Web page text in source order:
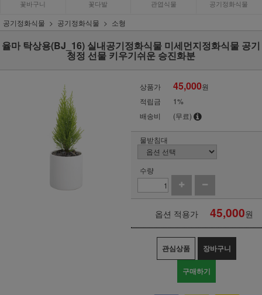
꽃바구니 꽃다발 관엽식물 공기정화식물
공기정화식물 공기정화식물 소형
율마 탁상용(BJ_16) 실내공기정화식물 미세먼지정화식물 공기
청정 선물 키우기쉬운 승진화분
상품가 45,000원
적립금
1%
배송비
(무료)
물받침대
수량
옵션 적용가 45,000원
관심상품 장바구니
구매하기